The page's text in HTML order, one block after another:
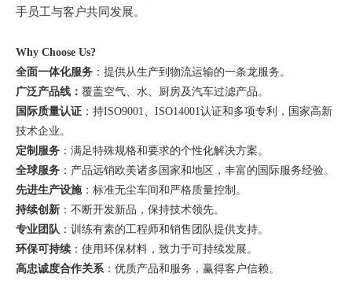
手员工与客户共同发展。
Why Choose Us?
全面一体化服务 ：提供从生产到物流运输的一条龙服务。
广泛产品线： 覆盖空气、水、厨房及汽车过滤产品。
国际质量认证 ：持ISO9001、ISO14001认证和多项专利，国家高新
技术企业。
定制服务 ：满足特殊规格和要求的个性化解决方案。
全球服务 ：产品远销欧美诸多国家和地区，丰富的国际服务经验。
先进生产设施：标准无尘车间和严格质量控制。
持续创新 ：不断开发新品，保持技术领先。
专业团队 ：训练有素的工程师和销售团队提供支持。
环保可持续：使用环保材料，致力于可持续发展。
高忠诚度合作关系：优质产品和服务，赢得客户信赖。